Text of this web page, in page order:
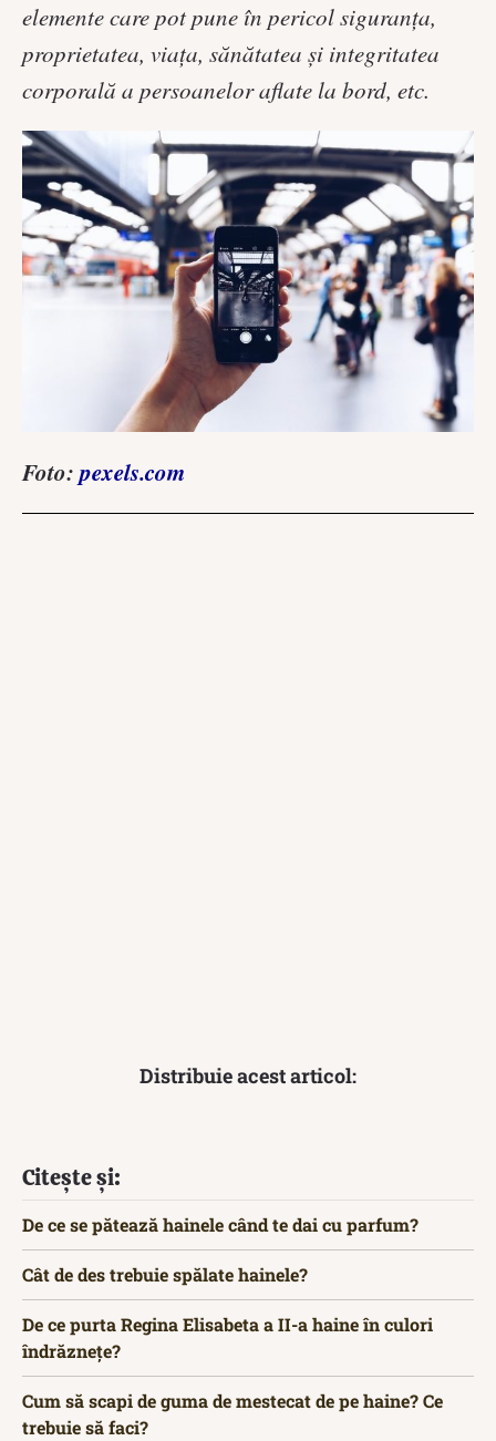
elemente care pot pune în pericol siguranţa,
proprietatea, viaţa, sănătatea şi integritatea
corporală a persoanelor aflate la bord, etc.
Foto:pexels.com
Distribuie acest articol:
Citește și:
De ce se pătează hainele când te dai cu parfum?
Cât de des trebuie spălate hainele?
De ce purta Regina Elisabeta a II-a haine în culori
îndrăznețe?
Cum să scapi de guma de mestecat de pe haine? Ce
trebuie să faci?